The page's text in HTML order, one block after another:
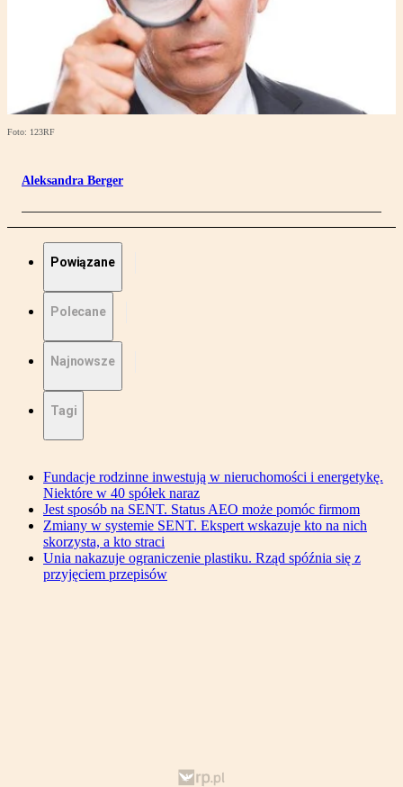
Foto: 123RF
Aleksandra Berger
Powiązane
Polecane
Najnowsze
Tagi
Fundacje rodzinne inwestują w nieruchomości i energetykę.
Niektóre w 40 spółek naraz
Jest sposób na SENT. Status AEO może pomóc firmom
Zmiany w systemie SENT. Ekspert wskazuje kto na nich
skorzysta, a kto straci
Unia nakazuje ograniczenie plastiku. Rząd spóźnia się z
przyjęciem przepisów